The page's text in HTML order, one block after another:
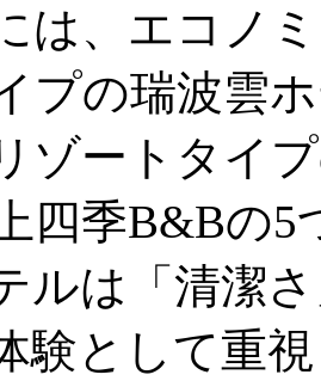
は、エコノ
プの瑞波雲
ゾートタイ
四季B&Bの5
ルは「清潔
験として重